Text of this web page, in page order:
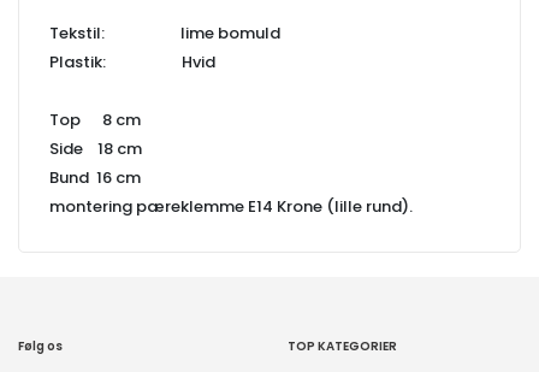
Tekstil: lime bomuld
Plastik: Hvid
Top 8 cm
Side 18 cm
Bund 16 cm
montering pæreklemme E14 Krone (lille rund).
Følg os TOP KATEGORIER